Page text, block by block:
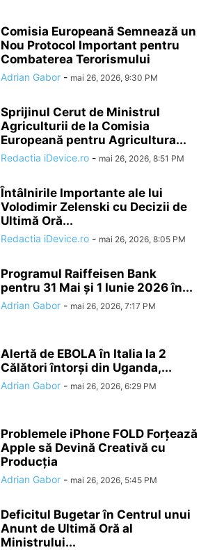
Comisia Europeană Semnează un
Nou Protocol Important pentru
Combaterea Terorismului
Adrian Gabor - mai 26, 2026, 9:30 PM
Sprijinul Cerut de Ministrul
Agriculturii de la Comisia
Europeană pentru Agricultura...
Redactia iDevice.ro - mai 26, 2026, 8:51 PM
Întâlnirile Importante ale lui
Volodimir Zelenski cu Decizii de
Ultimă Oră...
Redactia iDevice.ro - mai 26, 2026, 8:05 PM
Programul Raiffeisen Bank
pentru 31 Mai și 1 Iunie 2026 în...
Adrian Gabor - mai 26, 2026, 7:17 PM
Alertă de EBOLA în Italia la 2
Călători întorși din Uganda,...
Adrian Gabor - mai 26, 2026, 6:29 PM
Problemele iPhone FOLD Forțează
Apple să Devină Creativă cu
Producția
Adrian Gabor - mai 26, 2026, 5:45 PM
Deficitul Bugetar în Centrul unui
Anunt de Ultimă Oră al
Ministrului...